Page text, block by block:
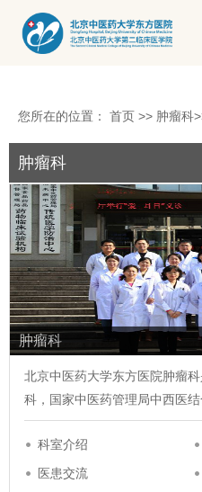
您所在的位置： 首页 >> 肿瘤科
肿瘤科
肿瘤科
北京中医药大学东方医院肿瘤科
科，国家中医药管理局中西医
科室介绍
医患交流